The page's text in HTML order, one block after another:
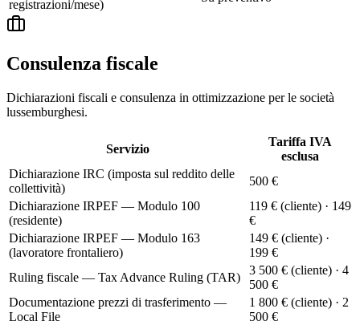
registrazioni/mese)
Consulenza fiscale
Dichiarazioni fiscali e consulenza in ottimizzazione per le società
lussemburghesi.
Servizio
Tariffa IVA
esclusa
Dichiarazione IRC (imposta sul reddito delle
collettività)
500 €
Dichiarazione IRPEF — Modulo 100
(residente)
119 € (cliente) · 149
€
Dichiarazione IRPEF — Modulo 163
(lavoratore frontaliero)
149 € (cliente) ·
199 €
Ruling fiscale — Tax Advance Ruling (TAR)
3 500 € (cliente) · 4
500 €
Documentazione prezzi di trasferimento —
Local File
1 800 € (cliente) · 2
500 €